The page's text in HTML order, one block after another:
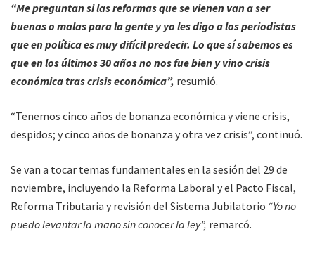
“Me preguntan si las reformas que se vienen van a ser
buenas o malas para la gente y yo les digo a los periodistas
que en política es muy difícil predecir. Lo que sí sabemos es
que en los últimos 30 años no nos fue bien y vino crisis
económica tras crisis económica”, resumió.
“Tenemos cinco años de bonanza económica y viene crisis,
despidos; y cinco años de bonanza y otra vez crisis”, continuó.
Se van a tocar temas fundamentales en la sesión del 29 de
noviembre, incluyendo la Reforma Laboral y el Pacto Fiscal,
Reforma Tributaria y revisión del Sistema Jubilatorio “Yo no
puedo levantar la mano sin conocer la ley”, remarcó.